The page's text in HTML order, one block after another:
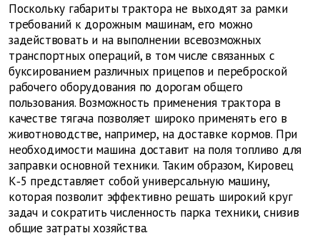
Поскольку габариты трактора не выходят за рамки
требований к дорожным машинам, его можно
задействовать и на выполнении всевозможных
транспортных операций, в том числе связанных с
буксированием различных прицепов и переброской
рабочего оборудования по дорогам общего
пользования. Возможность применения трактора в
качестве тягача позволяет широко применять его в
животноводстве, например, на доставке кормов. При
необходимости машина доставит на поля топливо для
заправки основной техники. Таким образом, Кировец
К‑5 представляет собой универсальную машину,
которая позволит эффективно решать широкий круг
задач и сократить численность парка техники, снизив
общие затраты хозяйства.